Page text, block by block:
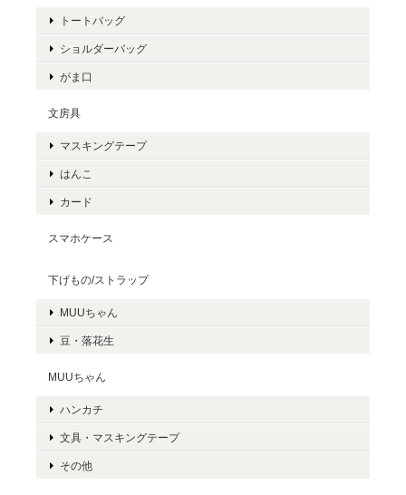
トートバッグ
ショルダーバッグ
がま口
文房具
マスキングテープ
はんこ
カード
スマホケース
下げもの/ストラップ
MUUちゃん
豆・落花生
MUUちゃん
ハンカチ
文具・マスキングテープ
その他